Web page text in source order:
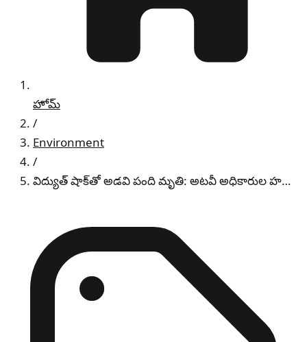
హోమ్
/
Environment
/
విద్యుత్ షాక్‌తో అడవి పంది మృతి: అటవీ అధికారుల హ…